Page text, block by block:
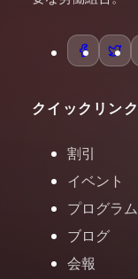
クイックリンク
割引
イベント
プログラム
ブログ
会報